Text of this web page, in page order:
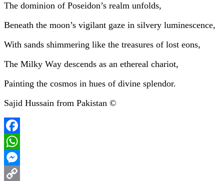
The dominion of Poseidon’s realm unfolds,
Beneath the moon’s vigilant gaze in silvery luminescence,
With sands shimmering like the treasures of lost eons,
The Milky Way descends as an ethereal chariot,
Painting the cosmos in hues of divine splendor.
Sajid Hussain from Pakistan ©
Facebook
WhatsApp
Messenger